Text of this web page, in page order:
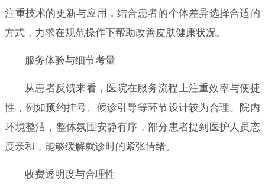
注重技术的更新与应用，结合患者的个体差异选择合适的
方式，力求在规范操作下帮助改善皮肤健康状况。
服务体验与细节考量
从患者反馈来看，医院在服务流程上注重效率与便捷
性，例如预约挂号、候诊引导等环节设计较为合理。院内
环境整洁，整体氛围安静有序，部分患者提到医护人员态
度亲和，能够缓解就诊时的紧张情绪。
收费透明度与合理性